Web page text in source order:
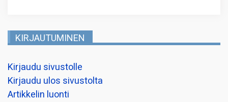
KIRJAUTUMINEN
Kirjaudu sivustolle
Kirjaudu ulos sivustolta
Artikkelin luonti